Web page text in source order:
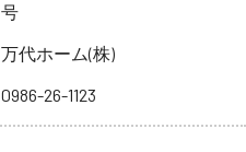
号
万代ホーム(株)
0986-26-1123